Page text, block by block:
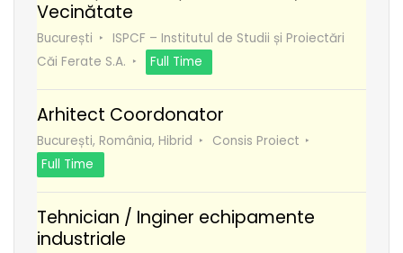
Vecinătate
București
ISPCF – Institutul de Studii și Proiectări
Căi Ferate S.A.
Full Time
Arhitect Coordonator
București, România, Hibrid
Consis Proiect
Full Time
Tehnician / Inginer echipamente
industriale